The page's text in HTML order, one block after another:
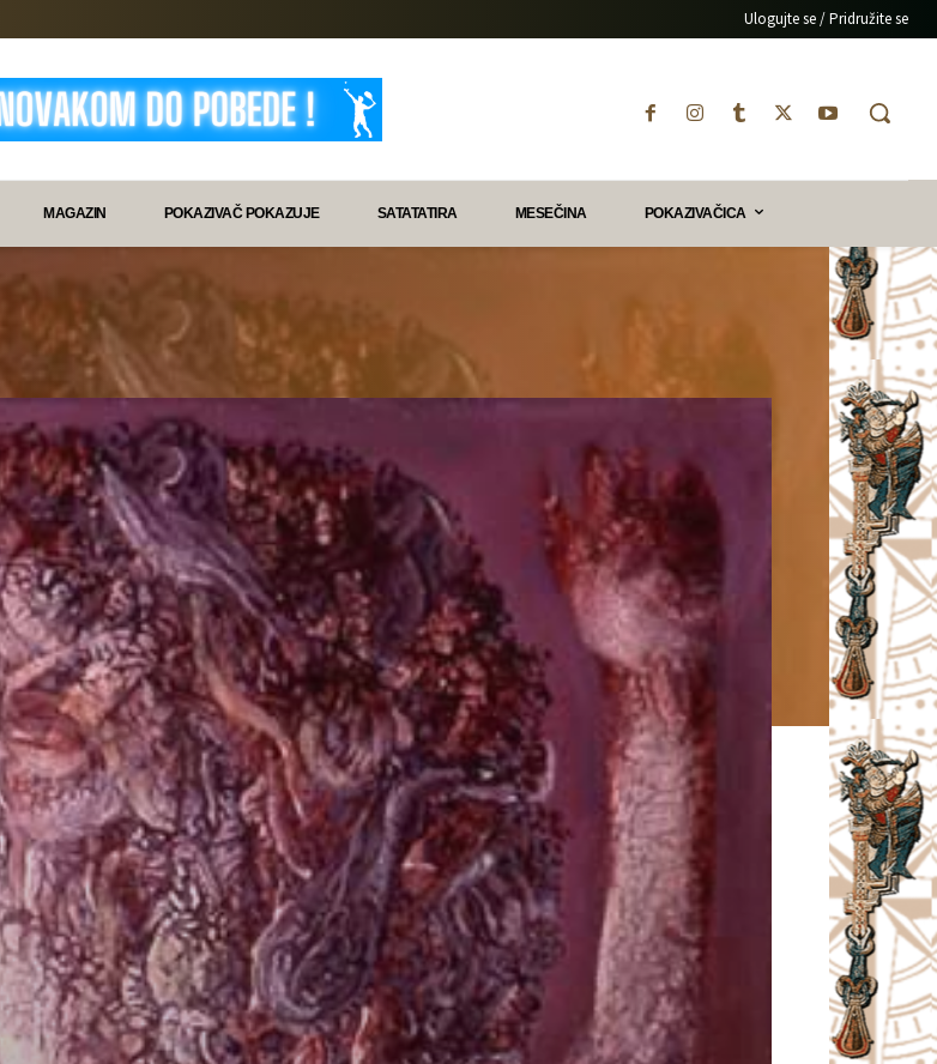
Ulogujte se / Pridružite se
MAGAZIN POKAZIVAČ POKAZUJE SATATATIRA MESEČINA POKAZIVAČICA